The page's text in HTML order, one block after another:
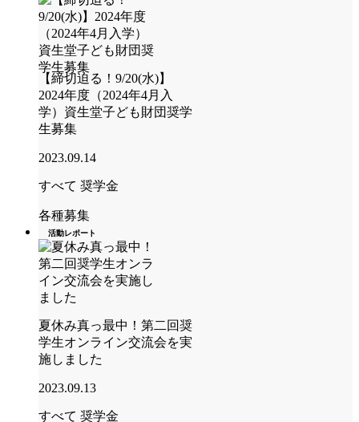
【締切迫る！9/20(水)】
2024年度（2024年4月入
学）資生堂子ども財団奨学
生募集
2023.09.14
すべて 奨学金
各種募集
活動レポート
夏休み真っ最中！第二回奨
学生オンライン交流会を実
施しました
2023.09.13
すべて 奨学金